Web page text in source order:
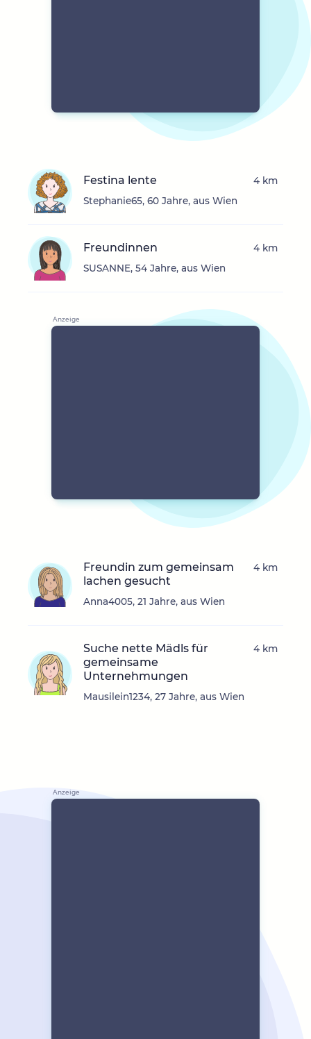
Festina lente
Stephanie65, 60 Jahre, aus Wien
4 km
Freundinnen
SUSANNE, 54 Jahre, aus Wien
4 km
Freundin zum gemeinsam
lachen gesucht
Anna4005, 21 Jahre, aus Wien
4 km
Suche nette Mädls für
gemeinsame
Unternehmungen
Mausilein1234, 27 Jahre, aus Wien
4 km